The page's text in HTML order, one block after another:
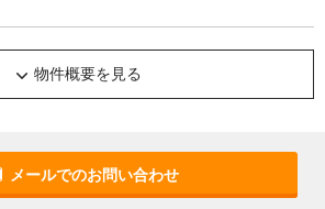
物件概要を見る
メールでのお問い合わせ